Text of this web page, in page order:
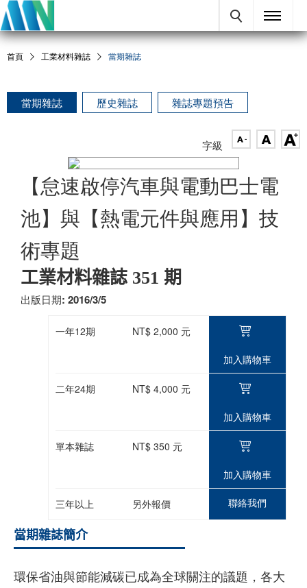
首頁 工業材料雜誌 當期雜誌
當期雜誌 歷史雜誌 雜誌專題預告
字級
【怠速啟停汽車與電動巴士電
池】與【熱電元件與應用】技
術專題
工業材料雜誌 351 期
出版日期: 2016/3/5
一年12期 NT$ 2,000 元
加入購物車
二年24期 NT$ 4,000 元
加入購物車
單本雜誌 NT$ 350 元
加入購物車
三年以上 另外報價 聯絡我們
當期雜誌簡介
環保省油與節能減碳已成為全球關注的議題，各大